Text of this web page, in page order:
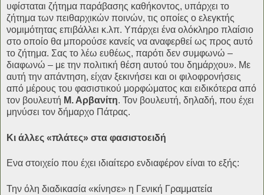
υφίσταται ζήτημα παράβασης καθήκοντος, υπάρχει το
ζήτημα των πειθαρχικών ποινών, τις οποίες ο ελεγκτής
νομιμότητας επιβάλλει κ.λπ. Υπάρχει ένα ολόκληρο πλαίσιο
στο οποίο θα μπορούσε κανείς να αναφερθεί ως προς αυτό
το ζήτημα. Σας το λέω ευθέως, παρότι δεν συμφωνώ –
διαφωνώ – με την πολιτική θέση αυτού του δημάρχου». Με
αυτή την απάντηση, είχαν ξεκινήσει και οι φιλοφρονήσεις
από μέρους του φασιστικού μορφώματος και ειδικότερα από
τον βουλευτή Μ. Αρβανίτη. Τον βουλευτή, δηλαδή, που έχει
μηνύσει τον δήμαρχο Πάτρας.
Κι άλλες «πλάτες» στα φασιστοειδή
Ενα στοιχείο που έχει ιδιαίτερο ενδιαφέρον είναι το εξής:
Την όλη διαδικασία «κίνησε» η Γενική Γραμματεία